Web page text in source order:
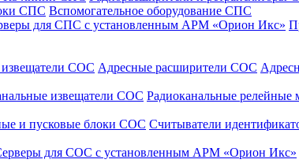
СПС Вспомогательное оборудование СПС
для СПС с установленным АРМ «Орион Икс»
СОС Адресные расширители СОС
извещатели СОС Радиоканальные
и пусковые блоки СОС Считыватели
для СОС с установленным АРМ «Орион Икс»